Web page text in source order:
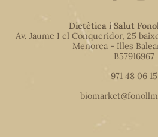
Dietètica i Salut
Av. Jaume I el Conqueridor, 25
Menorca - Illes
B57916967
971 48 06 15